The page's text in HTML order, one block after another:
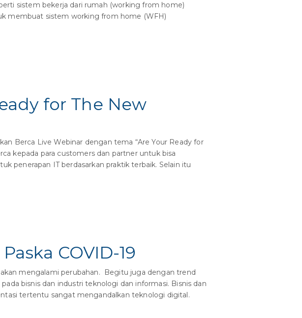
sistem bekerja dari rumah (working from home)
membuat sistem working from home (WFH)
for The New
Berca Live Webinar dengan tema “Are Your Ready for
kepada para customers dan partner untuk bisa
penerapan IT berdasarkan praktik terbaik. Selain itu
COVID-19
mengalami perubahan. Begitu juga dengan trend
bisnis dan industri teknologi dan informasi. Bisnis dan
tertentu sangat mengandalkan teknologi digital.